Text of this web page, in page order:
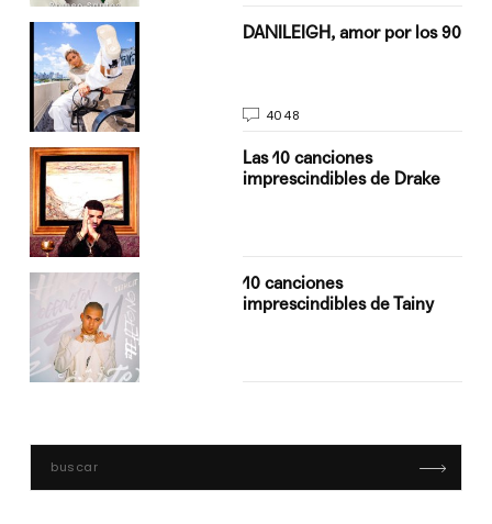
DANILEIGH, amor por los 90
4048
Las 10 canciones
imprescindibles de Drake
10 canciones
imprescindibles de Tainy